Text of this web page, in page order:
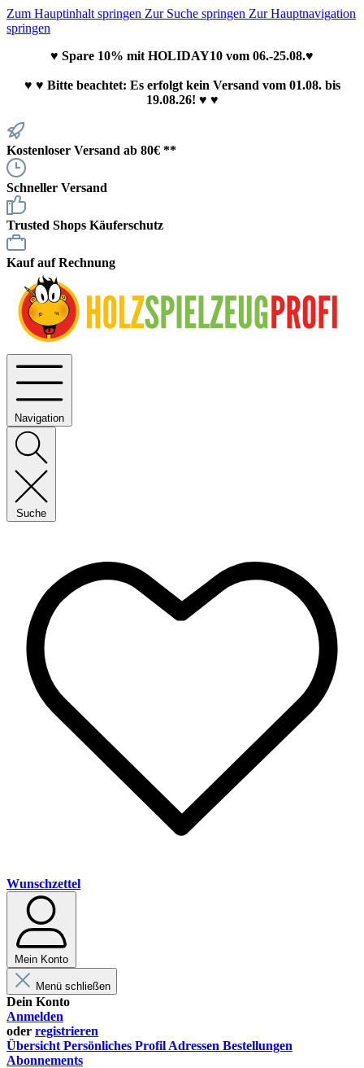
Zum Hauptinhalt springen Zur Suche springen Zur Hauptnavigation
springen
♥ Spare 10% mit HOLIDAY10 vom 06.-25.08.♥
♥ ♥ Bitte beachtet: Es erfolgt kein Versand vom 01.08. bis
19.08.26! ♥ ♥
Kostenloser Versand ab 80€ **
Schneller Versand
Trusted Shops Käuferschutz
Kauf auf Rechnung
Navigation
Suche
Wunschzettel
Mein Konto
Menü schließen
Dein Konto
Anmelden
oder registrieren
Übersicht Persönliches Profil Adressen Bestellungen
Abonnements